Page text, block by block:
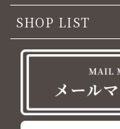
SHOP LIST